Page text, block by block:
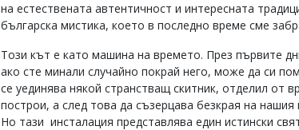
на естествената автентичност и интересната
българска мистика, което в последно време сме
Този кът е като машина на времето. През първите
ако сте минали случайно покрай него, може да си
се уединява някой странстващ скитник, отделил от
построи, а след това да съзерцава безкрая на нашия
Но тази инсталация представлява един истински